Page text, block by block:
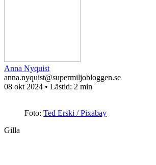
Anna Nyquist
anna.nyquist@supermiljobloggen.se
08 okt 2024 • Lästid: 2 min
Foto: Ted Erski / Pixabay
Gilla